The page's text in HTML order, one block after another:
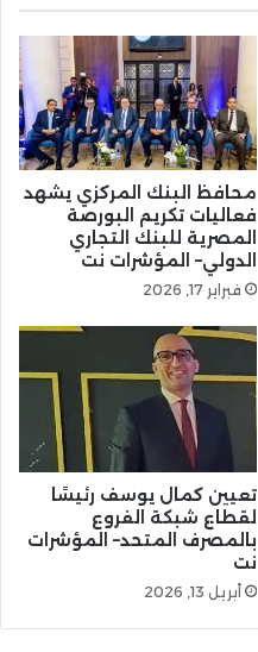
محافظ البنك المركزي يشهد
فعاليات تكريم البورصة
المصرية للبنك التجاري
الدولي– المؤشرات نت
فبراير 17, 2026
تعيين كمال يوسف رئيسًا
لقطاع شبكة الفروع
بالمصرف المتحد– المؤشرات
نت
أبريل 13, 2026